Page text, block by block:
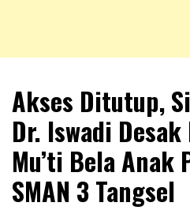
NKRIPOST
Akses Ditutup,
Dr. Iswadi
Mu’ti Bela
SMAN 3 Tangsel